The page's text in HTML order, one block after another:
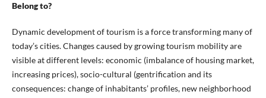
Belong to?
Dynamic development of tourism is a force transforming many of
today’s cities. Changes caused by growing tourism mobility are
visible at different levels: economic (imbalance of housing market,
increasing prices), socio-cultural (gentrification and its
consequences: change of inhabitants’ profiles, new neighborhood